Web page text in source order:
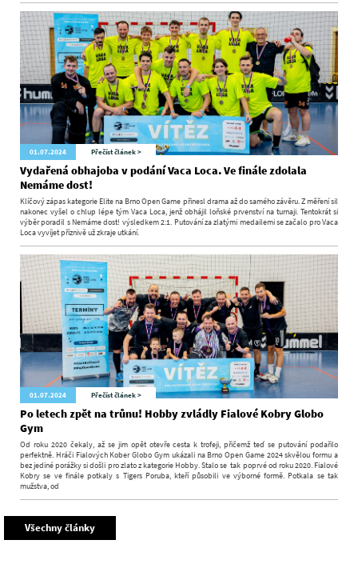
01.07.2024 Přečíst článek >
Vydařená obhajoba v podání Vaca Loca. Ve finále zdolala
Nemáme dost!
Klíčový zápas kategorie Elite na Brno Open Game přinesl drama až do samého závěru. Z měření sil
nakonec vyšel o chlup lépe tým Vaca Loca, jenž obhájil loňské prvenství na turnaji. Tentokrát si
výběr poradil s Nemáme dost! výsledkem 2:1. Putování za zlatými medailemi se začalo pro Vaca
Loca vyvíjet příznivě už zkraje utkání.
01.07.2024 Přečíst článek >
Po letech zpět na trůnu! Hobby zvládly Fialové Kobry Globo
Gym
Od roku 2020 čekaly, až se jim opět otevře cesta k trofeji, přičemž teď se putování podařilo
perfektně. Hráči Fialových Kober Globo Gym ukázali na Brno Open Game 2024 skvělou formu a
bez jediné porážky si došli pro zlato z kategorie Hobby. Stalo se tak poprvé od roku 2020. Fialové
Kobry se ve finále potkaly s Tigers Poruba, kteří působili ve výborné formě. Potkala se tak
mužstva, od
Všechny články